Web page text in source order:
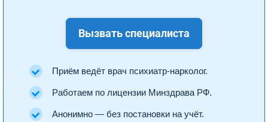
Вызвать специалиста
Приём ведёт врач психиатр-нарколог.
Работаем по лицензии Минздрава РФ.
Анонимно — без постановки на учёт.